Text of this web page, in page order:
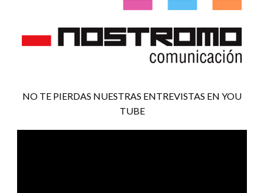
NO TE PIERDAS NUESTRAS ENTREVISTAS EN YOU
TUBE